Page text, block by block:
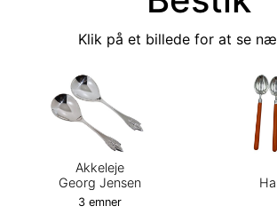
Klik på et billede for at se
Akkeleje
Georg Jensen
3 emner